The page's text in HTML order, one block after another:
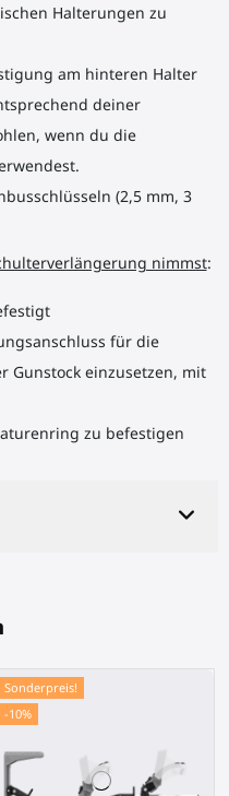
Halterungen zu
am hinteren Halter
deiner
wenn du die
(2,5 mm, 3
nimmst:
für die
Gunstock einzusetzen, mit
zu befestigen
Sonderpreis!
-10%